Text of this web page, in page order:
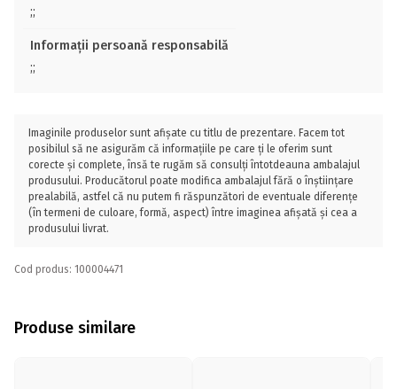
;;
Informații persoană responsabilă
;;
Imaginile produselor sunt afișate cu titlu de prezentare. Facem tot
posibilul să ne asigurăm că informațiile pe care ți le oferim sunt
corecte și complete, însă te rugăm să consulți întotdeauna ambalajul
produsului. Producătorul poate modifica ambalajul fără o înștiințare
prealabilă, astfel că nu putem fi răspunzători de eventuale diferențe
(în termeni de culoare, formă, aspect) între imaginea afișată și cea a
produsului livrat.
Cod produs: 100004471
Produse similare